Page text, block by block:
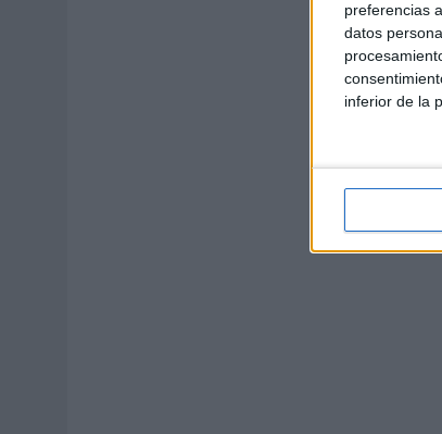
preferencias
datos
inferior de la